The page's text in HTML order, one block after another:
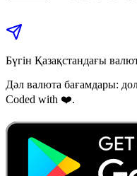
Бүгін Қазақстандағы
Дәл валюта бағамдары:
Coded with ❤️.